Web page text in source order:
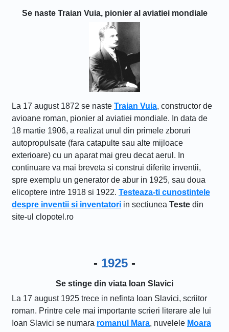
Se naste Traian Vuia, pionier al aviatiei mondiale
La 17 august 1872 se naste Traian Vuia, constructor de
avioane roman, pionier al aviatiei mondiale. In data de
18 martie 1906, a realizat unul din primele zboruri
autopropulsate (fara catapulte sau alte mijloace
exterioare) cu un aparat mai greu decat aerul. In
continuare va mai breveta si construi diferite inventii,
spre exemplu un generator de abur in 1925, sau doua
elicoptere intre 1918 si 1922. Testeaza-ti cunostintele
despre inventii si inventatori in sectiunea Teste din
site-ul clopotel.ro
- 1925 -
Se stinge din viata Ioan Slavici
La 17 august 1925 trece in nefinta Ioan Slavici, scriitor
roman. Printre cele mai importante scrieri literare ale lui
Ioan Slavici se numara romanul Mara, nuvelele Moara